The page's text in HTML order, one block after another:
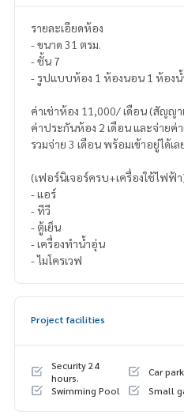
รายละเอียดห้อง
- ขนาด 31 ตรม.
- ชั้น 7
- รูปแบบห้อง 1 ห้องนอน 1 ห้องน้
ค่าเช่าห้อง 11,000/ เดือน (สัญญา
ค่าประกันห้อง 2 เดือน และจ่ายค่า
รวมจ่าย 3 เดือน พร้อมเข้าอยู่ได้เ
(เฟอร์นิเจอร์ครบ+เครื่องใช้ไฟฟ้
- แอร์
- ทีวี
- ตู้เย็น
- เครื่องทำน้ำอุ่น
- ไมโครเวฟ
Project facilities
Security 24
hours.
Car park
Swimming Pool
Small